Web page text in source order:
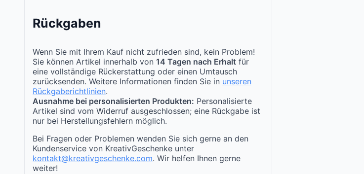
Rückgaben
Wenn Sie mit Ihrem Kauf nicht zufrieden sind, kein Problem!
Sie können Artikel innerhalb von 14 Tagen nach Erhalt für
eine vollständige Rückerstattung oder einen Umtausch
zurücksenden. Weitere Informationen finden Sie in unseren
Rückgaberichtlinien.
Ausnahme bei personalisierten Produkten: Personalisierte
Artikel sind vom Widerruf ausgeschlossen; eine Rückgabe ist
nur bei Herstellungsfehlern möglich.
Bei Fragen oder Problemen wenden Sie sich gerne an den
Kundenservice von KreativGeschenke unter
kontakt@kreativgeschenke.com. Wir helfen Ihnen gerne
weiter!